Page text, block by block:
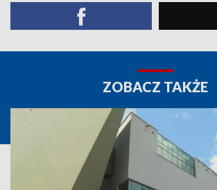
ZOBACZ TAKŻE